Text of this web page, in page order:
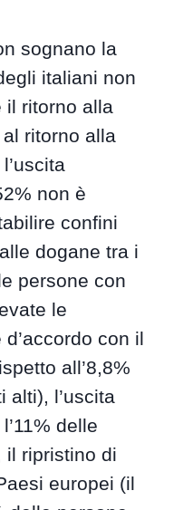
sognano la
italiani non
il ritorno alla
ritorno alla
non è
confini
dogane tra i
persone con
le
con il
all’8,8%
alti), l’uscita
delle
il ripristino di
europei (il